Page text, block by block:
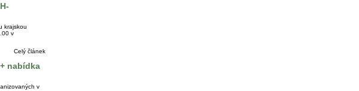
krajskou
v
Celý článek
nabídka
v